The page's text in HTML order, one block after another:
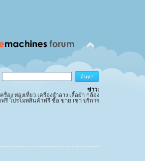
ข่าว:
ง ท่องเที่ยว เครื่องสำอาง เสื้อผ้า กล้อง
รี โปรโมทสินค้าฟรี ซื้อ ขาย เช่า บริการ